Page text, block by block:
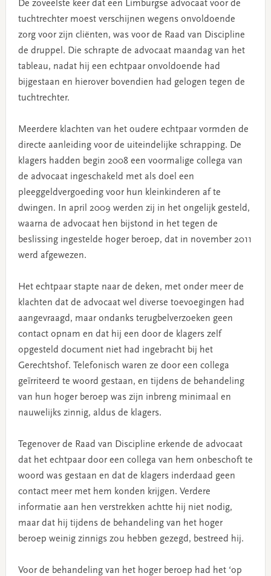
De zoveelste keer dat een Limburgse advocaat voor de
tuchtrechter moest verschijnen wegens onvoldoende
zorg voor zijn cliënten, was voor de Raad van Discipline
de druppel. Die schrapte de advocaat maandag van het
tableau, nadat hij een echtpaar onvoldoende had
bijgestaan en hierover bovendien had gelogen tegen de
tuchtrechter.
Meerdere klachten van het oudere echtpaar vormden de
directe aanleiding voor de uiteindelijke schrapping. De
klagers hadden begin 2008 een voormalige collega van
de advocaat ingeschakeld met als doel een
pleeggeldvergoeding voor hun kleinkinderen af te
dwingen. In april 2009 werden zij in het ongelijk gesteld,
waarna de advocaat hen bijstond in het tegen de
beslissing ingestelde hoger beroep, dat in november 2011
werd afgewezen.
Het echtpaar stapte naar de deken, met onder meer de
klachten dat de advocaat wel diverse toevoegingen had
aangevraagd, maar ondanks terugbelverzoeken geen
contact opnam en dat hij een door de klagers zelf
opgesteld document niet had ingebracht bij het
Gerechtshof. Telefonisch waren ze door een collega
geïrriteerd te woord gestaan, en tijdens de behandeling
van hun hoger beroep was zijn inbreng minimaal en
nauwelijks zinnig, aldus de klagers.
Tegenover de Raad van Discipline erkende de advocaat
dat het echtpaar door een collega van hem onbeschoft te
woord was gestaan en dat de klagers inderdaad geen
contact meer met hem konden krijgen. Verdere
informatie aan hen verstrekken achtte hij niet nodig,
maar dat hij tijdens de behandeling van het hoger
beroep weinig zinnigs zou hebben gezegd, bestreed hij.
Voor de behandeling van het hoger beroep had het ‘op